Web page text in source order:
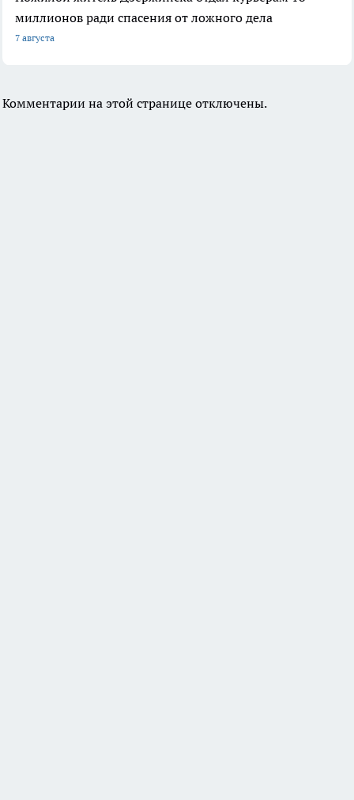
миллионов ради спасения от ложного дела
7 августа
Комментарии на этой странице отключены.